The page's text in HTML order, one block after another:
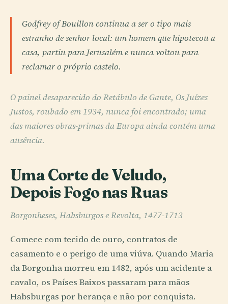
Godfrey of Bouillon continua a ser o tipo mais
estranho de senhor local: um homem que hipotecou a
casa, partiu para Jerusalém e nunca voltou para
reclamar o próprio castelo.
O painel desaparecido do Retábulo de Gante, Os Juízes
Justos, roubado em 1934, nunca foi encontrado; uma
das maiores obras-primas da Europa ainda contém uma
ausência.
Uma Corte de Veludo,
Depois Fogo nas Ruas
Borgonheses, Habsburgos e Revolta, 1477-1713
Comece com tecido de ouro, contratos de
casamento e o perigo de uma viúva. Quando Maria
da Borgonha morreu em 1482, após um acidente a
cavalo, os Países Baixos passaram para mãos
Habsburgas por herança e não por conquista.